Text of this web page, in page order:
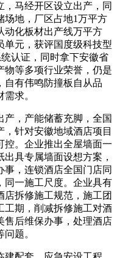
马经开区设立出产，同
场地，厂区占地1万平方
动化板材出产线万平方
单元，获评国度级科技型
认证，同时拿下安徽省
物等多项行业荣誉，仍是
自有伟鸣防撞板自从品
求。
，产能储蓄充脚，全国
针对安徽地域酒店项目
控。企业推出全屋墙面一
具专属墙面设想方案，
事，连锁酒店全国门店同
同一施工尺度。企业具有
拆修施工规范，施工团
工期，削减拆修施工对酒
售后维保办事，处理酒店
题。